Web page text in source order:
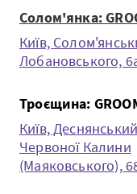
Солом'янка:
Київ,
Лобановського,
Троєщина:
Київ,
Червоної Калини
(Маяковського),